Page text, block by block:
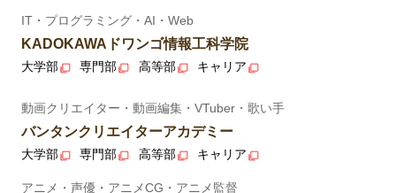
IT・プログラミング・AI・Web
KADOKAWAドワンゴ情報工科学院
大学部 専門部 高等部 キャリア
動画クリエイター・動画編集・VTuber・歌い手
バンタンクリエイターアカデミー
大学部 専門部 高等部 キャリア
アニメ・声優・アニメCG・アニメ監督